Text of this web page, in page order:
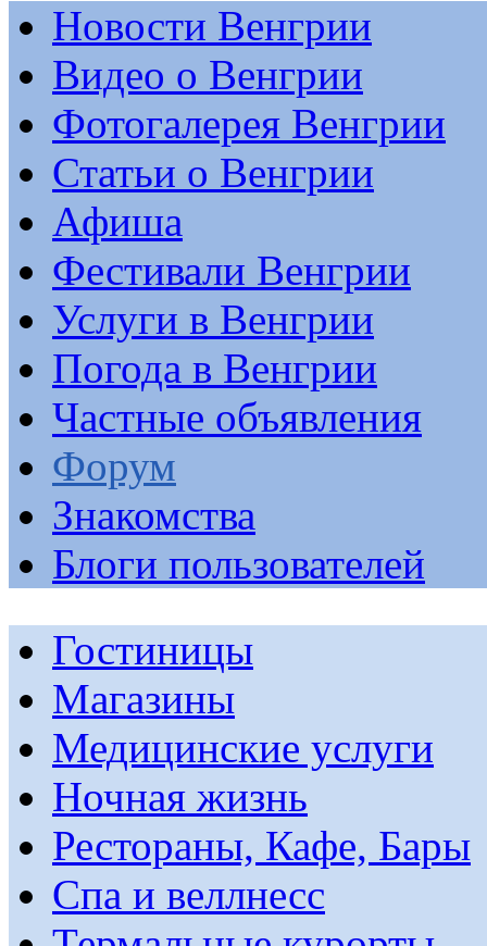
Новости Венгрии
Видео о Венгрии
Фотогалерея Венгрии
Статьи о Венгрии
Афиша
Фестивали Венгрии
Услуги в Венгрии
Погода в Венгрии
Частные объявления
Форум
Знакомства
Блоги пользователей
Гостиницы
Магазины
Медицинские услуги
Ночная жизнь
Рестораны, Кафе, Бары
Спа и веллнесс